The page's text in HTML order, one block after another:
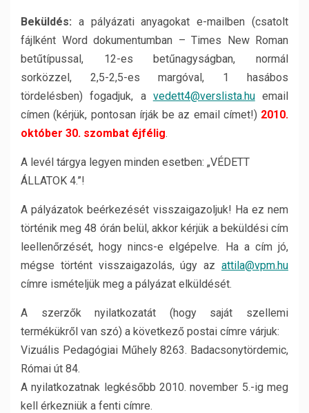
Beküldés: a pályázati anyagokat e-mailben (csatolt
fájlként Word dokumentumban – Times New Roman
betűtípussal, 12-es betűnagyságban, normál
sorközzel, 2,5-2,5-es margóval, 1 hasábos
tördelésben) fogadjuk, a vedett4@verslista.huemail
címen (kérjük, pontosan írják be az email címet!) 2010.
október 30. szombat éjfélig.
A levél tárgya legyen minden esetben: „VÉDETT
ÁLLATOK 4.”!
A pályázatok beérkezését visszaigazoljuk! Ha ez nem
történik meg 48 órán belül, akkor kérjük a beküldési cím
leellenőrzését, hogy nincs-e elgépelve. Ha a cím jó,
mégse történt visszaigazolás, úgy az attila@vpm.hu
címre ismételjük meg a pályázat elküldését.
A szerzők nyilatkozatát (hogy saját szellemi
termékükről van szó) a következő postai címre várjuk:
Vizuális Pedagógiai Műhely 8263. Badacsonytördemic,
Római út 84.
A nyilatkozatnak legkésőbb 2010. november 5.-ig meg
kell érkezniük a fenti címre.